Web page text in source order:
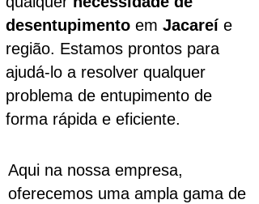
desentupimento em Jacareí e
região. Estamos prontos para
ajudá-lo a resolver qualquer
problema de entupimento de
forma rápida e eficiente.
Aqui na nossa empresa,
oferecemos uma ampla gama de